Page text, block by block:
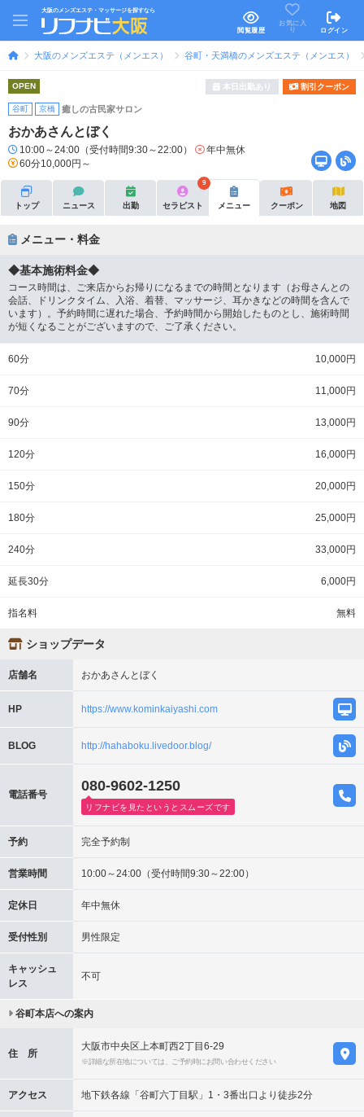
大阪のメンズエステ・マッサージを探すなら
閲覧履歴
お気に入
り
ログイン
大阪のメンズエステ（メンエス） 谷町・天満橋のメンズエステ（メンエス）
OPEN 本日出勤あり 割引クーポン
谷町 京橋 癒しの古民家サロン
おかあさんとぼく
10:00～24:00（受付時間9:30～22:00）
年中無休
60分10,000円～
トップ ニュース 出勤 セラピスト
9
メニュー クーポン 地図
メニュー・料金
◆基本施術料金◆
コース時間は、ご来店からお帰りになるまでの時間となります（お母さんとの
会話、ドリンクタイム、入浴、着替、マッサージ、耳かきなどの時間を含んで
います）。予約時間に遅れた場合、予約時間から開始したものとし、施術時間
が短くなることがございますので、ご了承ください。
60分 10,000円
70分 11,000円
90分 13,000円
120分 16,000円
150分 20,000円
180分 25,000円
240分 33,000円
延長30分 6,000円
指名料 無料
ショップデータ
店舗名 おかあさんとぼく
HP https://www.kominkaiyashi.com
BLOG http://hahaboku.livedoor.blog/
電話番号
080-9602-1250
リフナビを見たというとスムーズです
予約 完全予約制
営業時間 10:00～24:00（受付時間9:30～22:00）
定休日 年中無休
受付性別 男性限定
キャッシュ
レス
不可
谷町本店への案内
住 所
大阪市中央区上本町西2丁目6-29
※詳細な所在地については、ご予約時にお問い合わせください
アクセス 地下鉄各線「谷町六丁目駅」1・3番出口より徒歩2分